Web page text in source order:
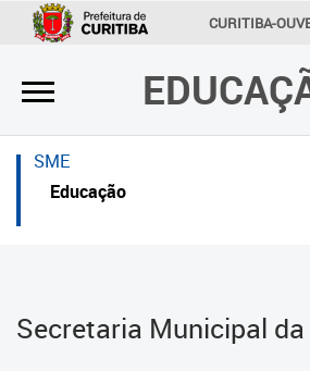
CURITIBA-
INFORMAÇÃO
×
Inicial
Secretaria
Profissionais da educação
Contato
×
Inicial
Inicial
Secretaria
Crianças e estudantes
SME
Educação
Secretaria Municipal